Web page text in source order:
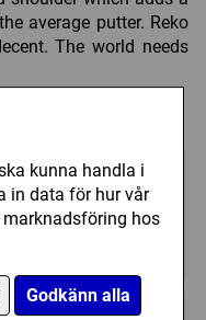
kunna handla i
in data för hur vår
hos
Godkänn alla
average putter. Reko
The world needs
form.
▼